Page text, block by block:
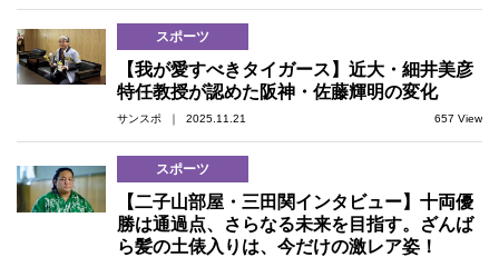
スポーツ
【我が愛すべきタイガース】近大・細井美彦
特任教授が認めた阪神・佐藤輝明の変化
サンスポ ｜ 2025.11.21 657 View
スポーツ
【二子山部屋・三田関インタビュー】十両優
勝は通過点、さらなる未来を目指す。ざんば
ら髪の土俵入りは、今だけの激レア姿！